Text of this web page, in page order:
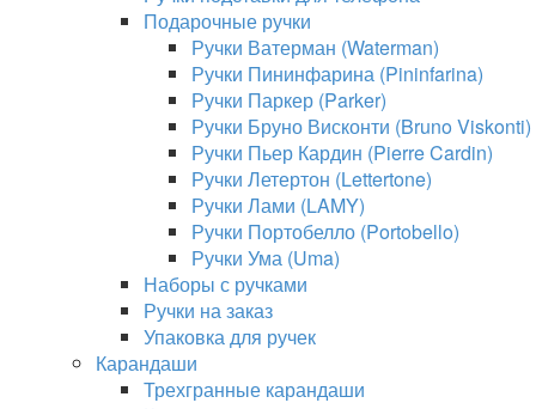
Подарочные ручки
Ручки Ватерман (Waterman)
Ручки Пининфарина (Pininfarina)
Ручки Паркер (Parker)
Ручки Бруно Висконти (Bruno Viskonti)
Ручки Пьер Кардин (Pierre Cardin)
Ручки Летертон (Lettertone)
Ручки Лами (LAMY)
Ручки Портобелло (Portobello)
Ручки Ума (Uma)
Наборы с ручками
Ручки на заказ
Упаковка для ручек
Карандаши
Трехгранные карандаши